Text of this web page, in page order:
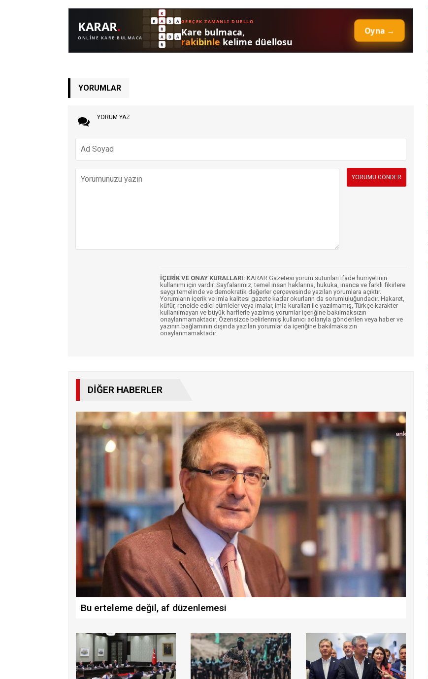
YORUMLAR
YORUM YAZ
İÇERİK VE ONAY KURALLARI: KARAR Gazetesi yorum sütunları ifade hürriyetinin
kullanımı için vardır. Sayfalarımız, temel insan haklarına, hukuka, inanca ve farklı fikirlere
saygı temelinde ve demokratik değerler çerçevesinde yazılan yorumlara açıktır.
Yorumların içerik ve imla kalitesi gazete kadar okurların da sorumluluğundadır. Hakaret,
küfür, rencide edici cümleler veya imalar, imla kuralları ile yazılmamış, Türkçe karakter
kullanılmayan ve büyük harflerle yazılmış yorumlar içeriğine bakılmaksızın
onaylanmamaktadır. Özensizce belirlenmiş kullanıcı adlarıyla gönderilen veya haber ve
yazının bağlamının dışında yazılan yorumlar da içeriğine bakılmaksızın
onaylanmamaktadır.
DIĞER HABERLER
Bu erteleme değil, af düzenlemesi